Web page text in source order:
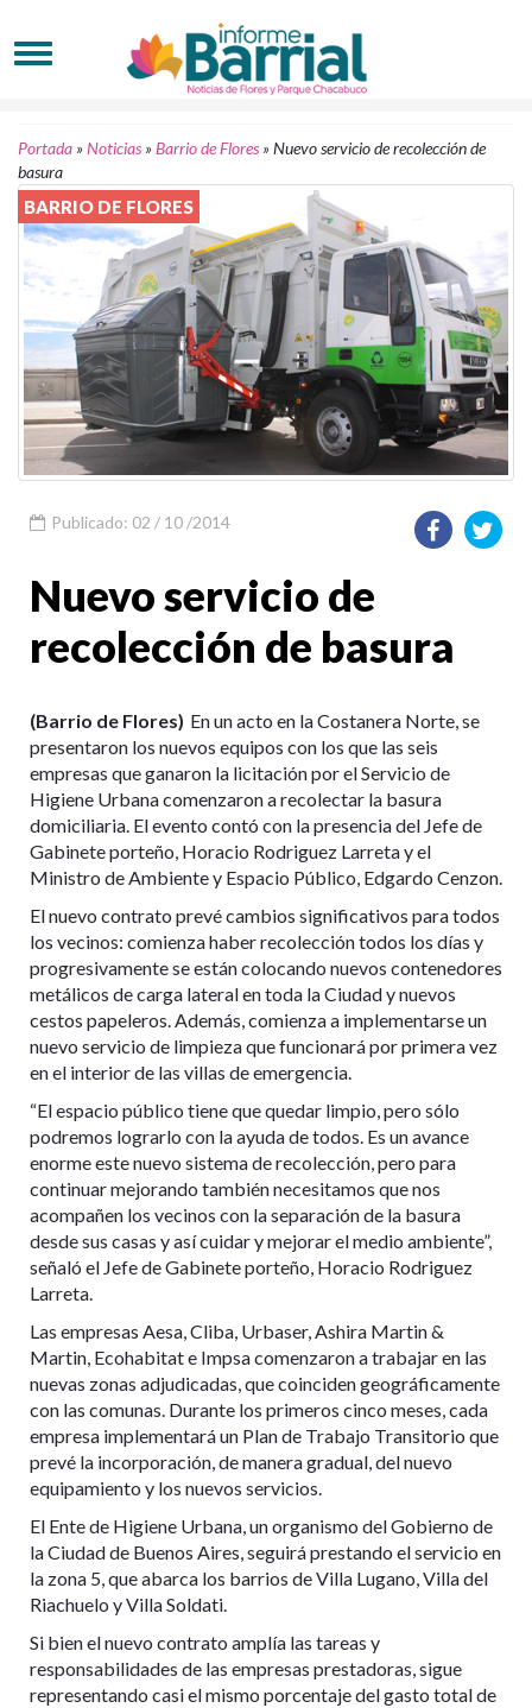
Portada »Noticias »Barrio de Flores »Nuevo servicio de recolección de
basura
BARRIO DE FLORES
Publicado: 02 / 10 /2014
Nuevo servicio de
recolección de basura
(Barrio de Flores) En un acto en la Costanera Norte, se
presentaron los nuevos equipos con los que las seis
empresas que ganaron la licitación por el Servicio de
Higiene Urbana comenzaron a recolectar la basura
domiciliaria. El evento contó con la presencia del Jefe de
Gabinete porteño, Horacio Rodriguez Larreta y el
Ministro de Ambiente y Espacio Público, Edgardo Cenzon.
El nuevo contrato prevé cambios significativos para todos
los vecinos: comienza haber recolección todos los días y
progresivamente se están colocando nuevos contenedores
metálicos de carga lateral en toda la Ciudad y nuevos
cestos papeleros. Además, comienza a implementarse un
nuevo servicio de limpieza que funcionará por primera vez
en el interior de las villas de emergencia.
“El espacio público tiene que quedar limpio, pero sólo
podremos lograrlo con la ayuda de todos. Es un avance
enorme este nuevo sistema de recolección, pero para
continuar mejorando también necesitamos que nos
acompañen los vecinos con la separación de la basura
desde sus casas y así cuidar y mejorar el medio ambiente”,
señaló el Jefe de Gabinete porteño, Horacio Rodriguez
Larreta.
Las empresas Aesa, Cliba, Urbaser, Ashira Martin &
Martin, Ecohabitat e Impsa comenzaron a trabajar en las
nuevas zonas adjudicadas, que coinciden geográficamente
con las comunas. Durante los primeros cinco meses, cada
empresa implementará un Plan de Trabajo Transitorio que
prevé la incorporación, de manera gradual, del nuevo
equipamiento y los nuevos servicios.
El Ente de Higiene Urbana, un organismo del Gobierno de
la Ciudad de Buenos Aires, seguirá prestando el servicio en
la zona 5, que abarca los barrios de Villa Lugano, Villa del
Riachuelo y Villa Soldati.
Si bien el nuevo contrato amplía las tareas y
responsabilidades de las empresas prestadoras, sigue
representando casi el mismo porcentaje del gasto total de